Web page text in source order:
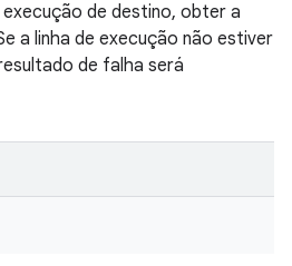
execução de destino, obter a
a linha de execução não estiver
de falha será